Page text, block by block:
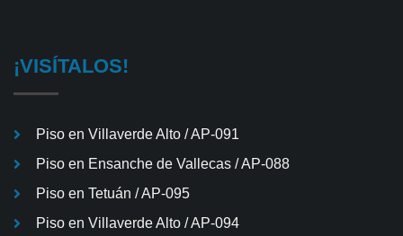
¡VISÍTALOS!
Piso en Villaverde Alto / AP-091
Piso en Ensanche de Vallecas / AP-088
Piso en Tetuán / AP-095
Piso en Villaverde Alto / AP-094